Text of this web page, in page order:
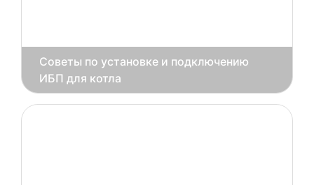
Советы по установке и подключению
ИБП для котла